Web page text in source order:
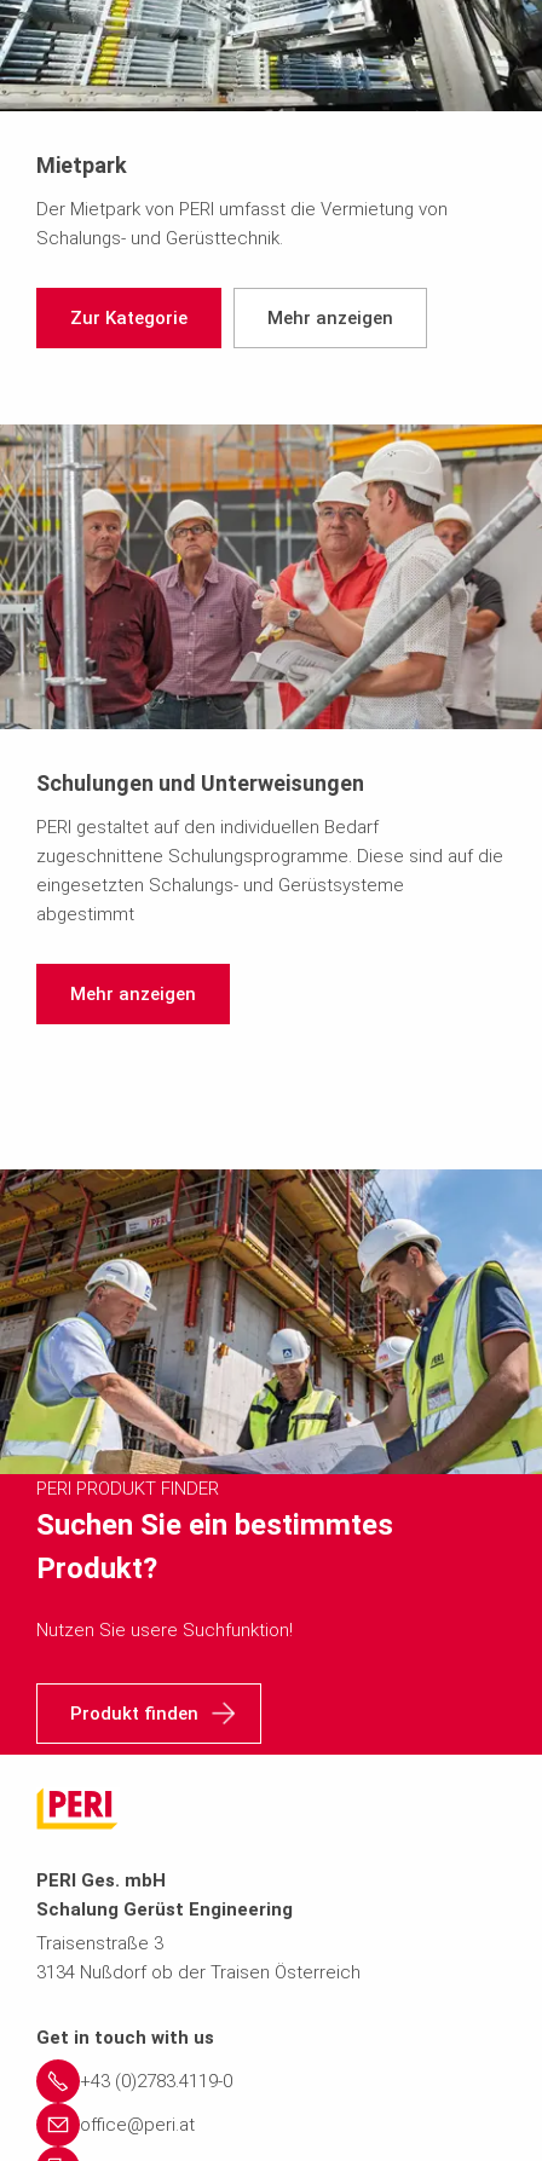
Mietpark
Der Mietpark von PERI umfasst die Vermietung von
Schalungs- und Gerüsttechnik.
Zur Kategorie Mehr anzeigen
Schulungen und Unterweisungen
PERI gestaltet auf den individuellen Bedarf
zugeschnittene Schulungsprogramme. Diese sind auf die
eingesetzten Schalungs- und Gerüstsysteme
abgestimmt
Mehr anzeigen
PERI PRODUKT FINDER
Suchen Sie ein bestimmtes
Produkt?
Nutzen Sie usere Suchfunktion!
Produkt finden
PERI Ges. mbH
Schalung Gerüst Engineering
Traisenstraße 3
3134 Nußdorf ob der Traisen Österreich
Get in touch with us
+43 (0)2783.4119-0
office@peri.at